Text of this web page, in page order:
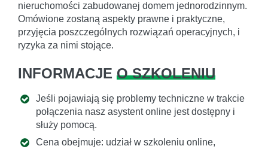
nieruchomości zabudowanej domem jednorodzinnym.
Omówione zostaną aspekty prawne i praktyczne,
przyjęcia poszczególnych rozwiązań operacyjnych, i
ryzyka za nimi stojące.
INFORMACJE O SZKOLENIU
Jeśli pojawiają się problemy techniczne w trakcie
połączenia nasz asystent online jest dostępny i
służy pomocą.
Cena obejmuje: udział w szkoleniu online,